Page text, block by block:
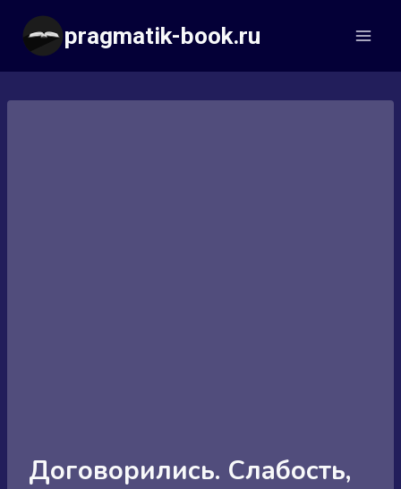
Перейти
содержимому
pragmatik-book.ru
Договорились. Слабость,